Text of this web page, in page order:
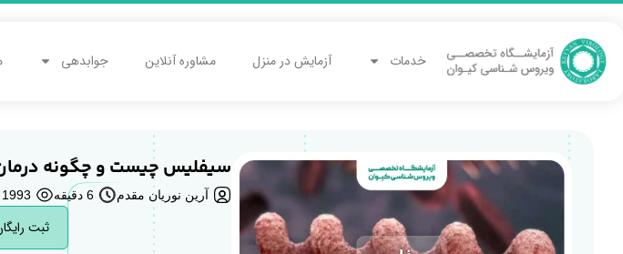
خدمات آزمایش در منزل مشاوره آنلاین جوابدهی
سیفلیس چیست و چگونه
آرین نوریان مقدم 6 دقیقه 1993 بازدید
ثبت